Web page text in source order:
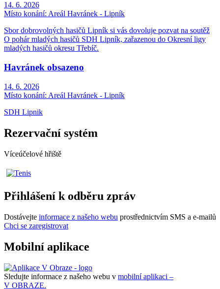
14. 6. 2026
Místo konání: Areál Havránek - Lipník
Sbor dobrovolných hasičů Lipník si vás dovoluje pozvat na soutěž
O pohár mladých hasičů SDH Lipník, zařazenou do Okresní ligy
mladých hasičů okresu Třebíč.
Havránek obsazeno
14. 6. 2026
Místo konání: Areál Havránek - Lipník
SDH Lipnik
Rezervační systém
Víceúčelové hřiště
Přihlášení k odběru zpráv
Dostávejte informace z našeho webu prostřednictvím SMS a e-mailů
Chci se zaregistrovat
Mobilní aplikace
Sledujte informace z našeho webu v mobilní aplikaci –
V OBRAZE.